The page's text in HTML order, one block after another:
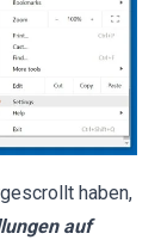
haben,
auf